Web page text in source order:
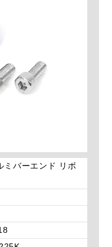
ミバーエンド リボ